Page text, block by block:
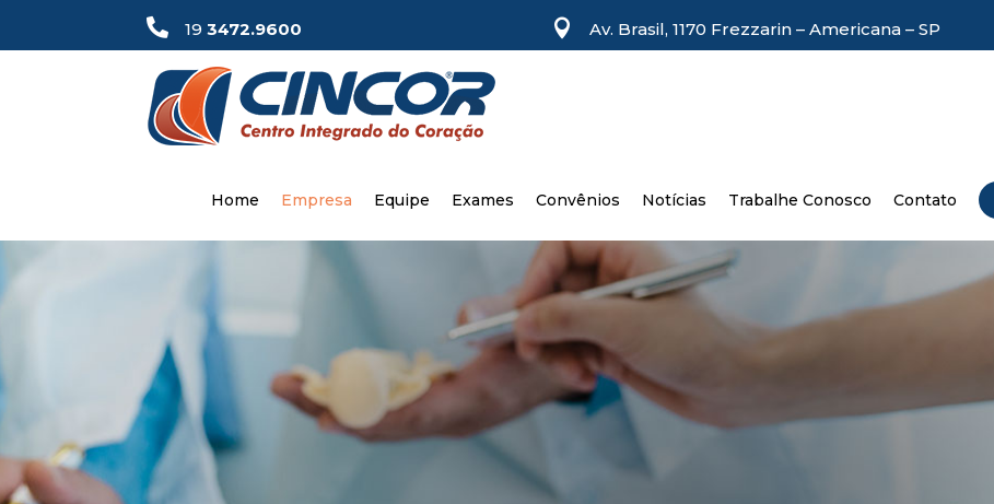
 193472.9600  Av. Brasil, 1170 Frezzarin – Americana – SP
Home Empresa Equipe Exames Convênios Notícias Trabalhe Conosco Contato